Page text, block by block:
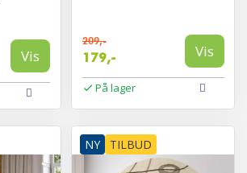
Vis
209,-
179,- Vis
På lager
NY TILBUD